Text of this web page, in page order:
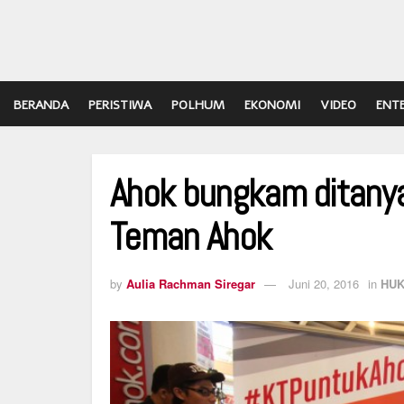
BERANDA PERISTIWA POLHUM EKONOMI VIDEO
Ahok bungkam
Teman Ahok
by Aulia Rachman Siregar Juni 20, 2016 in